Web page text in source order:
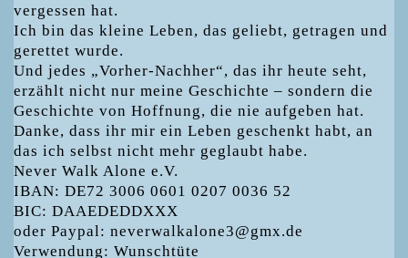
vergessen hat.
Ich bin das kleine Leben, das geliebt, getragen und
gerettet wurde.
Und jedes „Vorher-Nachher“, das ihr heute seht,
erzählt nicht nur meine Geschichte – sondern die
Geschichte von Hoffnung, die nie aufgeben hat.
Danke, dass ihr mir ein Leben geschenkt habt, an
das ich selbst nicht mehr geglaubt habe.
Never Walk Alone e.V.
IBAN: DE72 3006 0601 0207 0036 52
BIC: DAAEDEDDXXX
oder Paypal: neverwalkalone3@gmx.de
Verwendung: Wunschtüte